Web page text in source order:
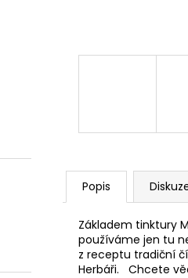
Popis
Základem tinktury
používáme jen tu
z receptu tradiční
Herbáři. Chcete